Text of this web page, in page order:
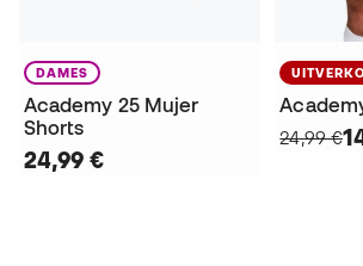
DAMES
Academy 25 Mujer
Shorts
24,99 €
24,99 €